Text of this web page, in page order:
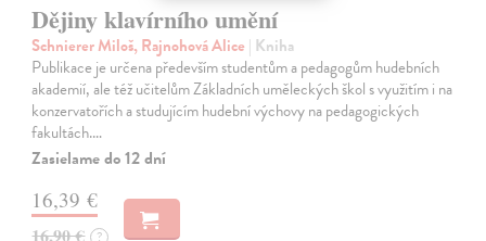
Dějiny klavírního umění
Schnierer Miloš, Rajnohová Alice | Kniha
Publikace je určena především studentům a pedagogům hudebních
akademií, ale též učitelům Základních uměleckých škol s využitím i na
konzervatořích a studujícím hudební výchovy na pedagogických
fakultách.…
Zasielame do 12 dní
16,39 €
16,90 € ?